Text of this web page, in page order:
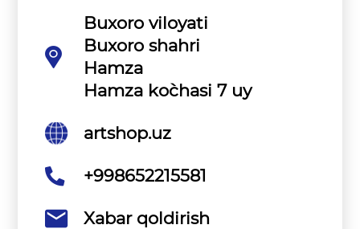
Buxoro viloyati
Buxoro shahri
Hamza
Hamza ko`chasi 7 uy
artshop.uz
+998652215581
Xabar qoldirish